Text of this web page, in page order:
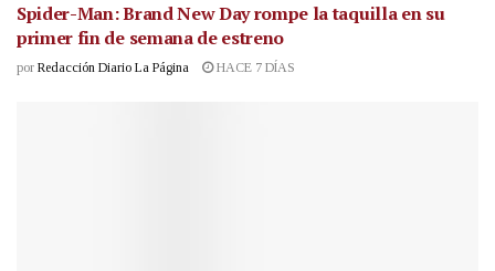
Spider-Man: Brand New Day rompe la taquilla en su
primer fin de semana de estreno
por Redacción Diario La Página HACE 7 DÍAS